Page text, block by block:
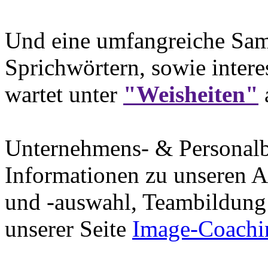
Und eine umfangreiche
Sprichwörtern, sowie
wartet unter "Weisheiten"
Unternehmens- &
Informationen zu unseren
und -auswahl,
unserer Seite Image-